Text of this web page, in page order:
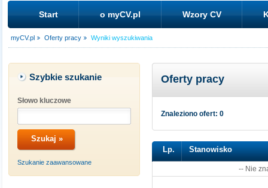
Start o myCV.pl Wzory CV
myCV.pl Oferty pracy Wyniki wyszukiwania
Szybkie szukanie
Słowo kluczowe
Szukanie zaawansowane
Oferty pracy
Znaleziono ofert: 0
Lp. Stanowisko
-- Nie